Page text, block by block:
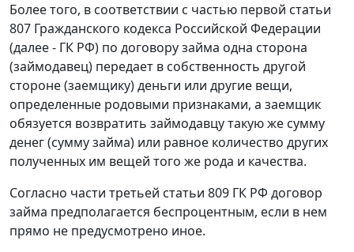
Более того, в соответствии с частью первой статьи
807 Гражданского кодекса Российской Федерации
(далее - ГК РФ) по договору займа одна сторона
(займодавец) передает в собственность другой
стороне (заемщику) деньги или другие вещи,
определенные родовыми признаками, а заемщик
обязуется возвратить займодавцу такую же сумму
денег (сумму займа) или равное количество других
полученных им вещей того же рода и качества.
Согласно части третьей статьи 809 ГК РФ договор
займа предполагается беспроцентным, если в нем
прямо не предусмотрено иное.